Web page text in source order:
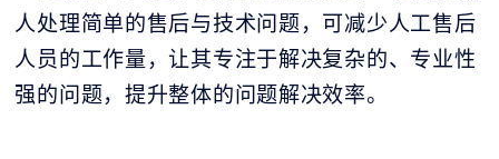
人处理简单的售后与技术问题，可减少人工售后
人员的工作量，让其专注于解决复杂的、专业性
强的问题，提升整体的问题解决效率。